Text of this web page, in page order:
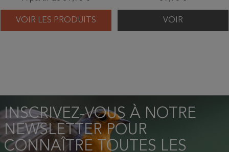
VOIR LES PRODUITS VOIR
INSCRIVEZ-VOUS À NOTRE
NEWSLETTER POUR
CONNAÎTRE TOUTES LES